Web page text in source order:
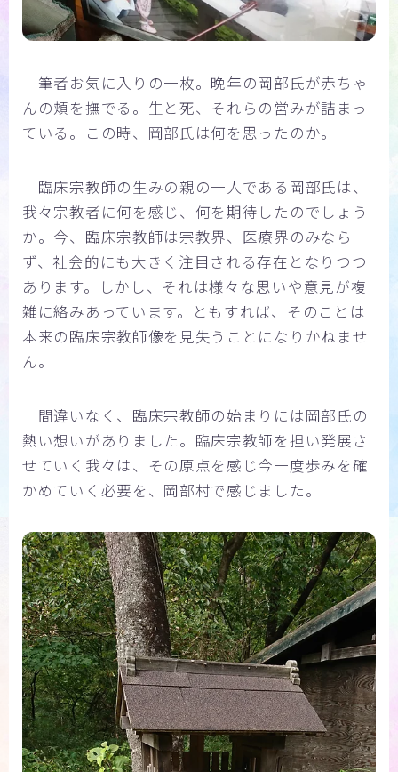
筆者お気に入りの一枚。晩年の岡部氏が赤ちゃ
んの頬を撫でる。生と死、それらの営みが詰まっ
ている。この時、岡部氏は何を思ったのか。
臨床宗教師の生みの親の一人である岡部氏は、
我々宗教者に何を感じ、何を期待したのでしょう
か。今、臨床宗教師は宗教界、医療界のみなら
ず、社会的にも大きく注目される存在となりつつ
あります。しかし、それは様々な思いや意見が複
雑に絡みあっています。ともすれば、そのことは
本来の臨床宗教師像を見失うことになりかねませ
ん。
間違いなく、臨床宗教師の始まりには岡部氏の
熱い想いがありました。臨床宗教師を担い発展さ
せていく我々は、その原点を感じ今一度歩みを確
かめていく必要を、岡部村で感じました。